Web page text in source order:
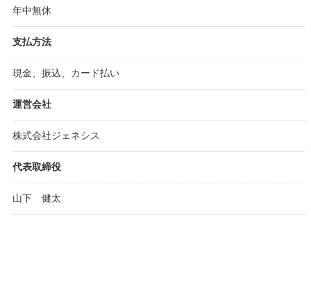
年中無休
支払方法
現金、振込、カード払い
運営会社
株式会社ジェネシス
代表取締役
山下 健太